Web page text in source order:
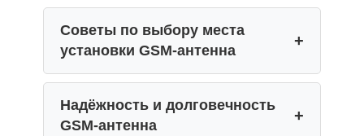
Советы по выбору места
установки GSM-антенна
Надёжность и долговечность
GSM-антенна